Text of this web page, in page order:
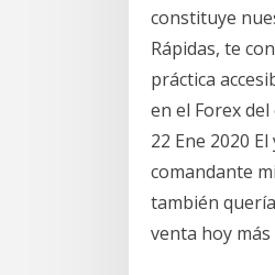
constituye
Rápidas, te
práctica
en el Forex
22 Ene 2020
comandante
también
venta hoy